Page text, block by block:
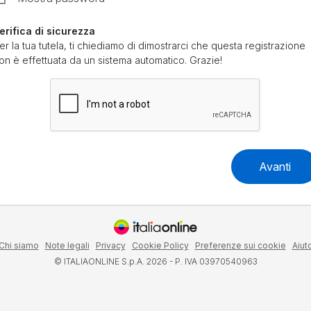
di sicurezza
la tua tutela, ti chiediamo di dimostrarci che questa registrazione
è effettuata da un sistema automatico. Grazie!
Avanti
Chi siamo Note legali Privacy Cookie Policy Preferenze sui cookie
© ITALIAONLINE S.p.A. 2026 - P. IVA 03970540963